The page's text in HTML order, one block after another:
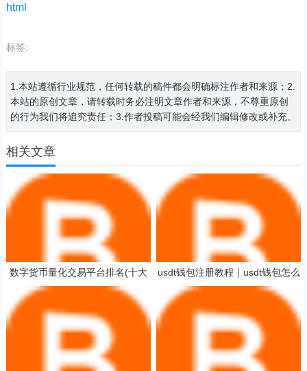
html
标签:
1.本站遵循行业规范，任何转载的稿件都会明确标注作者和来源；2.
本站的原创文章，请转载时务必注明文章作者和来源，不尊重原创
的行为我们将追究责任；3.作者投稿可能会经我们编辑修改或补充。
相关文章
数字货币量化交易平台排名(十大
货币量化交易平台app)
usdt钱包注册教程｜usdt钱包怎么
注册